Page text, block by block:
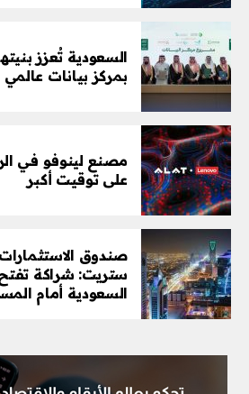
السعودية تُعزز
بمركز بيانات
مصنع لينوفو في
على توقيت أكبر
صندوق
ستريت: شراكة
السعودية أمام